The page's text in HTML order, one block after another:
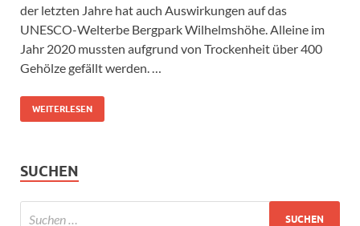
der letzten Jahre hat auch Auswirkungen auf das
UNESCO-Welterbe Bergpark Wilhelmshöhe. Alleine im
Jahr 2020 mussten aufgrund von Trockenheit über 400
Gehölze gefällt werden. …
WEITERLESEN
SUCHEN